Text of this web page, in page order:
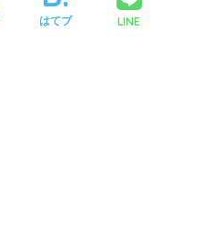
はてブ LINE